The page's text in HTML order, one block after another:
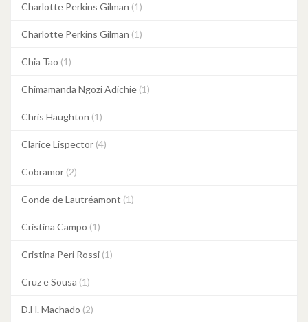
Charlotte Perkins Gilman (1)
Charlotte Perkins Gilman (1)
Chia Tao (1)
Chimamanda Ngozi Adichie (1)
Chris Haughton (1)
Clarice Lispector (4)
Cobramor (2)
Conde de Lautréamont (1)
Cristina Campo (1)
Cristina Peri Rossi (1)
Cruz e Sousa (1)
D.H. Machado (2)